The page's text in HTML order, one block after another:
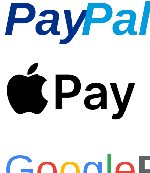
Pay
Pay